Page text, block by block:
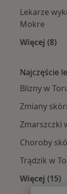
Lekarze
Mokre
Więcej (8)
Najczęście
Blizny w
Zmiany
Zmarszczki
Choroby
Trądzik w
Więcej (15)